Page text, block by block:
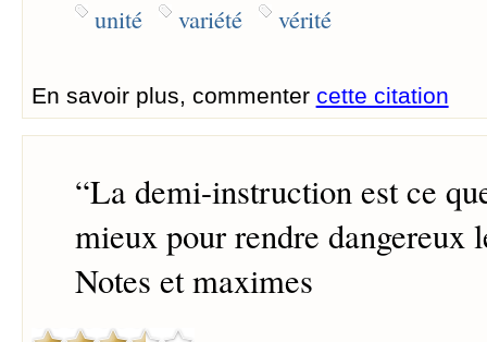
unité
variété vérité
En savoir plus, commenter cette citation
“La demi-instruction est ce
mieux pour rendre dangereux
Notes et maximes